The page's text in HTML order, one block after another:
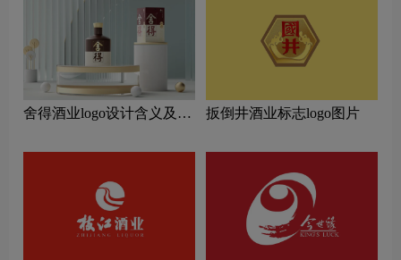
舍得酒业logo设计含义及白
扳倒井酒业标志logo图片